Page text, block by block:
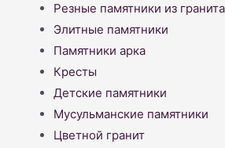
Резные памятники из гранита
Элитные памятники
Памятники арка
Кресты
Детские памятники
Мусульманские памятники
Цветной гранит